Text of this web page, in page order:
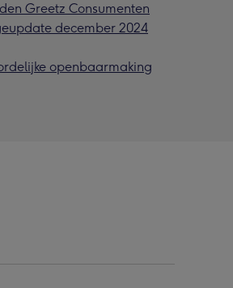
Greetz Consumenten
december 2024
openbaarmaking